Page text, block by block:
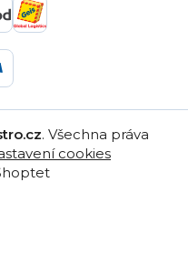
. Všechna práva
cookies